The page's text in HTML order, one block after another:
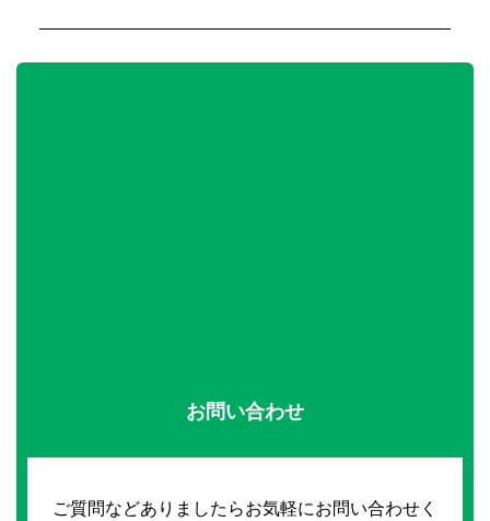
お問い合わせ
ご質問などありましたらお気軽にお問い合わせく